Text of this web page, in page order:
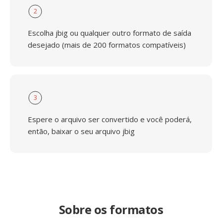
2
Escolha jbig ou qualquer outro formato de saída
desejado (mais de 200 formatos compatíveis)
3
Espere o arquivo ser convertido e você poderá,
então, baixar o seu arquivo jbig
Sobre os formatos